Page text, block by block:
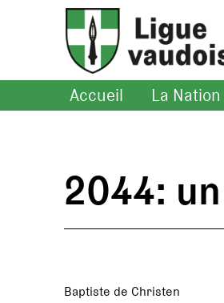
Accueil La Nation
2044:
Baptiste de Christen